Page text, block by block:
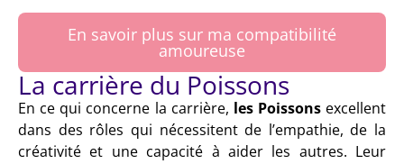
En savoir plus sur ma compatibilité
amoureuse
La carrière du Poissons
En ce qui concerne la carrière, les Poissonsexcellent
dans des rôles qui nécessitent de l’empathie, de la
créativité et une capacité à aider les autres. Leur